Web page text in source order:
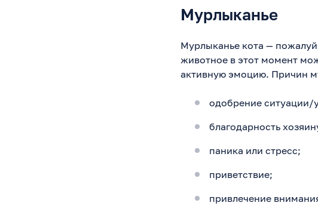
Мурлыканье
Мурлыканье кота —
животное в этот момент
активную эмоцию. Причин
одобрение ситуации/
благодарность
паника или стресс;
приветствие;
привлечение